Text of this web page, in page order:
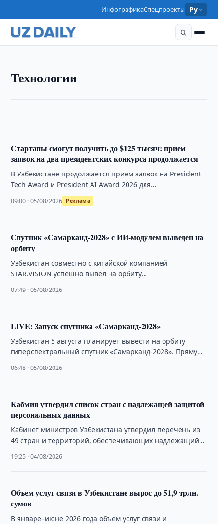
ИнфографикаСпецпроекты Ру
Технологии
«Росатом» предложил создать в Узбекистане центр
Стартапы смогут получить до $125 тысяч: прием
заявок на два президентских конкурса продолжается
В Узбекистане продолжается прием заявок на President
Tech Award и President AI Award 2026 для
технологических и AI-стартапов. Общий фонд …
09:00 · 05/08/2026 Реклама
Спутник «Самарканд-2028» с ИИ-модулем выведен на
орбиту
Узбекистан совместно с китайской компанией
STAR.VISION успешно вывел на орбиту
новый этап развития национальной космической
07:49 · 05/08/2026
LIVE: Запуск спутника «Самарканд-2028»
Узбекистан 5 августа планирует вывести на орбиту
гиперспектральный спутник «Самарканд-2028». Прямую
06:48 · 05/08/2026
Кабмин утвердил список стран с надлежащей защитой
персональных данных
Кабинет министров Узбекистана утвердил перечень из
49 стран и территорий, обеспечивающих надлежащий
трансграничной передачи.
19:25 · 04/08/2026
Объем услуг связи в Узбекистане вырос до 51,9 трлн.
сумов
В январе–июне 2026 года объем услуг связи и